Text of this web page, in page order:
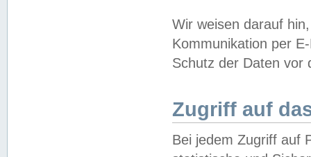
Wir weisen darauf
Kommunikation per
Schutz der Daten vor
Zugriff auf
Bei jedem Zugriff auf